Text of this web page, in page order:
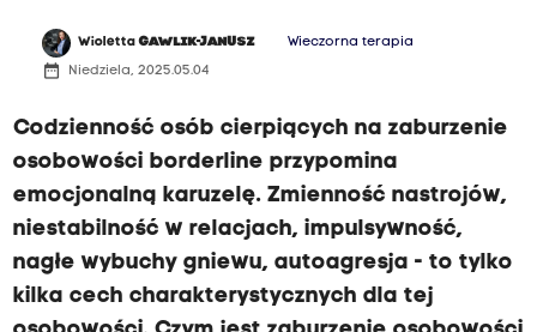
WiolettaGAWLIK-JANUSZ Wieczorna terapia
date_range Niedziela, 2025.05.04
Codzienność osób cierpiących na zaburzenie
osobowości borderline przypomina
emocjonalną karuzelę. Zmienność nastrojów,
niestabilność w relacjach, impulsywność,
nagłe wybuchy gniewu, autoagresja - to tylko
kilka cech charakterystycznych dla tej